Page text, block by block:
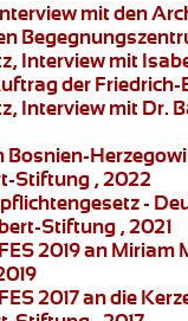
mit den
, Interview mit
der
, Interview mit Dr.
Bosnien-
Stiftung , 2022
-
Stiftung , 2021
2019 an Miriam
2017 an die